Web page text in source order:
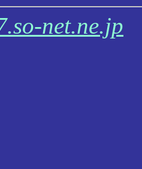
net.ne.jp